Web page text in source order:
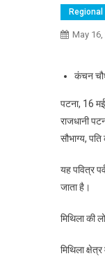
Regional
May 16,
कंचन
पटना, 16
राजधानी
सौभाग्य,
यह पवित्र
जाता है।
मिथिला की
मिथिला